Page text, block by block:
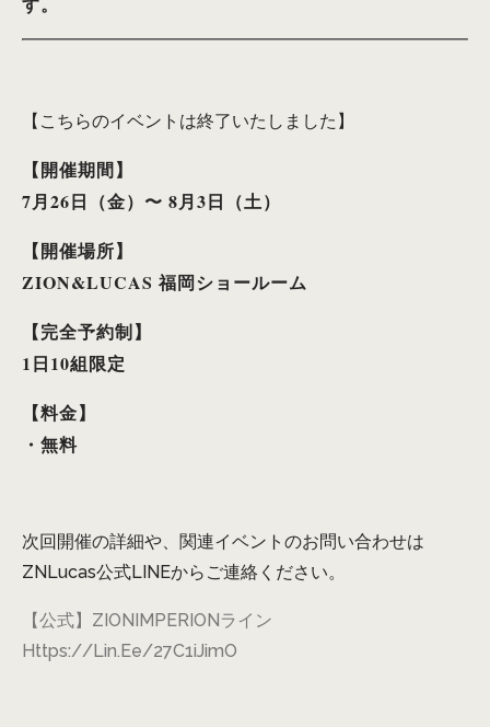
【こちらのイベントは終了いたしました】
【開催期間】
7月26日（金）〜 8月3日（土）
【開催場所】
ZION&LUCAS 福岡ショールーム
【完全予約制】
1日10組限定
【料金】
・無料
次回開催の詳細や、関連イベントのお問い合わせは
ZNLucas公式LINEからご連絡ください。
【公式】ZIONIMPERIONライン
Https://lin.ee/27C1iJimO